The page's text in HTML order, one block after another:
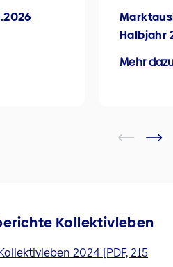
Halbjahr
Mehr
Kollektivleben
2024 [PDF, 215